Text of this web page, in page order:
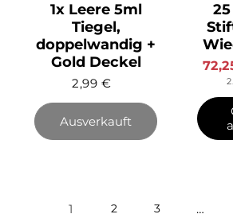
1x Leere 5ml
Tiegel,
doppelwandig +
Gold Deckel
2,99 €
Ausverkauft
1 2 3 …